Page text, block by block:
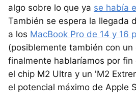
algo sobre lo que ya se había
También se espera la llegada
a los MacBook Pro de 14 y 16
(posiblemente también con
finalmente hablaríamos por fin
el chip M2 Ultra y un 'M2
el potencial máximo de Apple